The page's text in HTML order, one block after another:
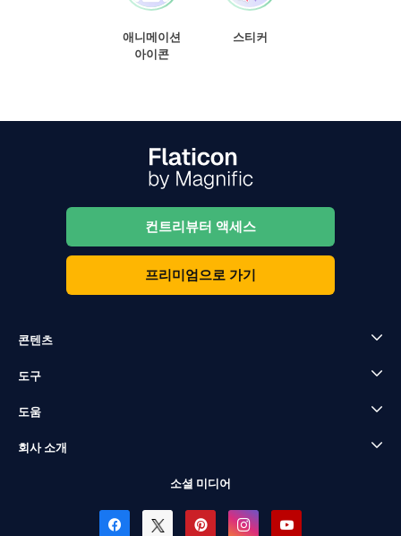
애니메이션
아이콘
스티커
컨트리뷰터 액세스
프리미엄으로 가기
콘텐츠
도구
도움
회사 소개
소셜 미디어